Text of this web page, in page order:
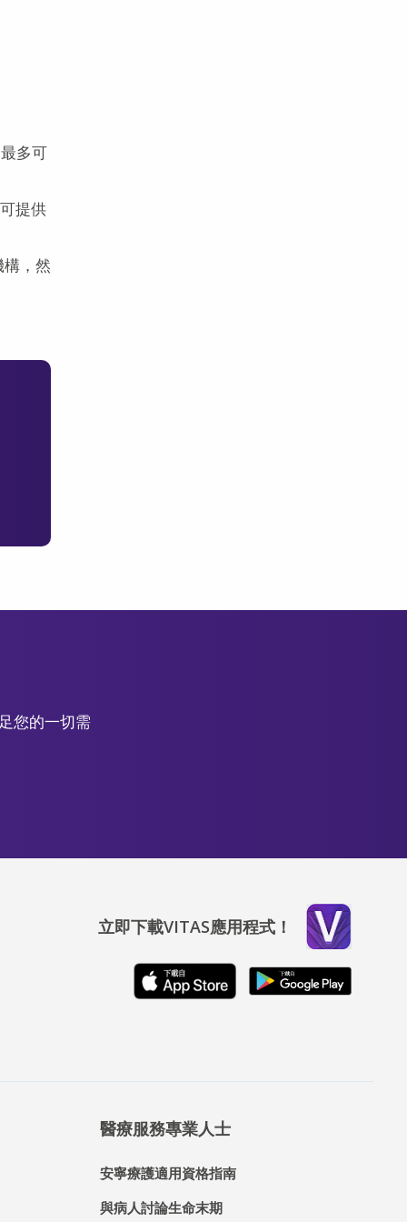
多可
提供
，然
您的一切需
立即下載VITAS應用程式！
醫療服務專業人士
安寧療護適用資格指南
與病人討論生命末期